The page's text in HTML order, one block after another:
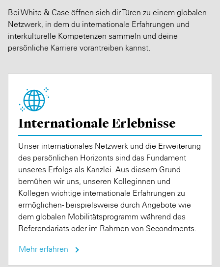
Bei White & Case öffnen sich dir Türen zu einem globalen
Netzwerk, in dem du internationale Erfahrungen und
interkulturelle Kompetenzen sammeln und deine
persönliche Karriere vorantreiben kannst.
Internationale Erlebnisse
Unser internationales Netzwerk und die Erweiterung
des persönlichen Horizonts sind das Fundament
unseres Erfolgs als Kanzlei. Aus diesem Grund
bemühen wir uns, unseren Kolleginnen und
Kollegen wichtige internationale Erfahrungen zu
ermöglichen - beispielsweise durch Angebote wie
dem globalen Mobilitätsprogramm während des
Referendariats oder im Rahmen von Secondments.
Mehr erfahren